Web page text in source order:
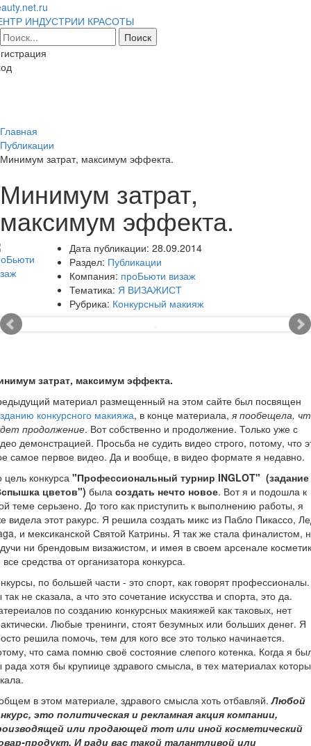
ИНДУСТРИИ КРАСОТЫ
Главная
Публикации
Минимум затрат, максимум эффекта.
Минимум затрат,
максимум эффекта.
Дата публикации: 28.09.2014
Раздел: Публикации
Компания: проБьюти визаж
Тематика: Я ВИЗАЖИСТ
Рубрика: Конкурсный макияж
затрат, максимум эффекта.
материал размещенный на этом сайте был посвящен
конкурсного макияжа, в конце материала, я пообещела,
продолжение. Вот собственно и продолжение. Только уже с
демонстрацией. Просьба не судить видео строго, потому, что
самое первое видео. Да и вообще, в видео формате я недавно.
цель конкурса "Профессиональный турнир INGLOT" (задание
цветов") была создать нечто новое. Вот я и подошла к
теме серьзено. До того как приступить к выполнению работы, я
видела этот ракурс. Я решила создать микс из Пабло Пикассо,
и мексиканской Святой Катрины. Я так же стала финалистом,
ни брендовым визажистом, и имея в своем арсенале
все средства от организатора конкурса.
по большей части - это спорт, как говорят
так не сказала, а что это сочетание искусства и спорта, это да.
по созданию конкурсных макияжей как таковых, нет
Любые тренинги, стоят безумных или больших денег. Я
решила помочь, тем для кого все это только начинается.
что сама помню своё состояние слепого котенка. Когда я
рада хотя бы крупиице здравого смысла, в тех материалах
в этом материале, здравого смысла хоть отбавляй.Любой
это политическая и рекламная акция компании,
или продающей тот или иной косметический
продукт. И ради вас такой талантливой или